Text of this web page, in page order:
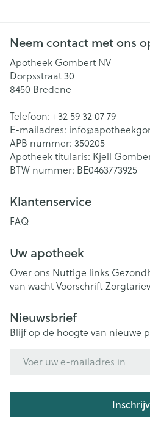
Neem contact met ons
Apotheek Gombert NV
Dorpsstraat 30
8450 Bredene
Telefoon: +32 59 32 07 79
E-mailadres: info@
APB nummer: 350205
Apotheek titularis: Kjell
BTW nummer: BE0463773925
Klantenservice
FAQ
Uw apotheek
Over ons Nuttige links
van wachtVoorschrift
Nieuwsbrief
Blijf op de hoogte van nieuwe